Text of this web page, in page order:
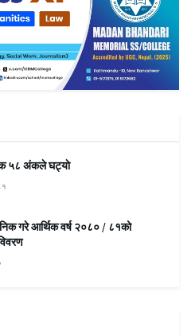
५८ अंकले घट्याे
गरे आर्थिक वर्ष २०८० / ८१को